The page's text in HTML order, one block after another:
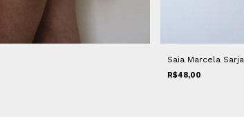
Saia Marcela Sarja
R$48,00